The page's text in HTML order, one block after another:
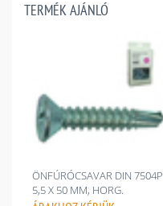
TERMÉK AJÁNLÓ
ÖNFÚRÓCSAVAR DIN 7504P
5,5 X 50 MM, HORG.